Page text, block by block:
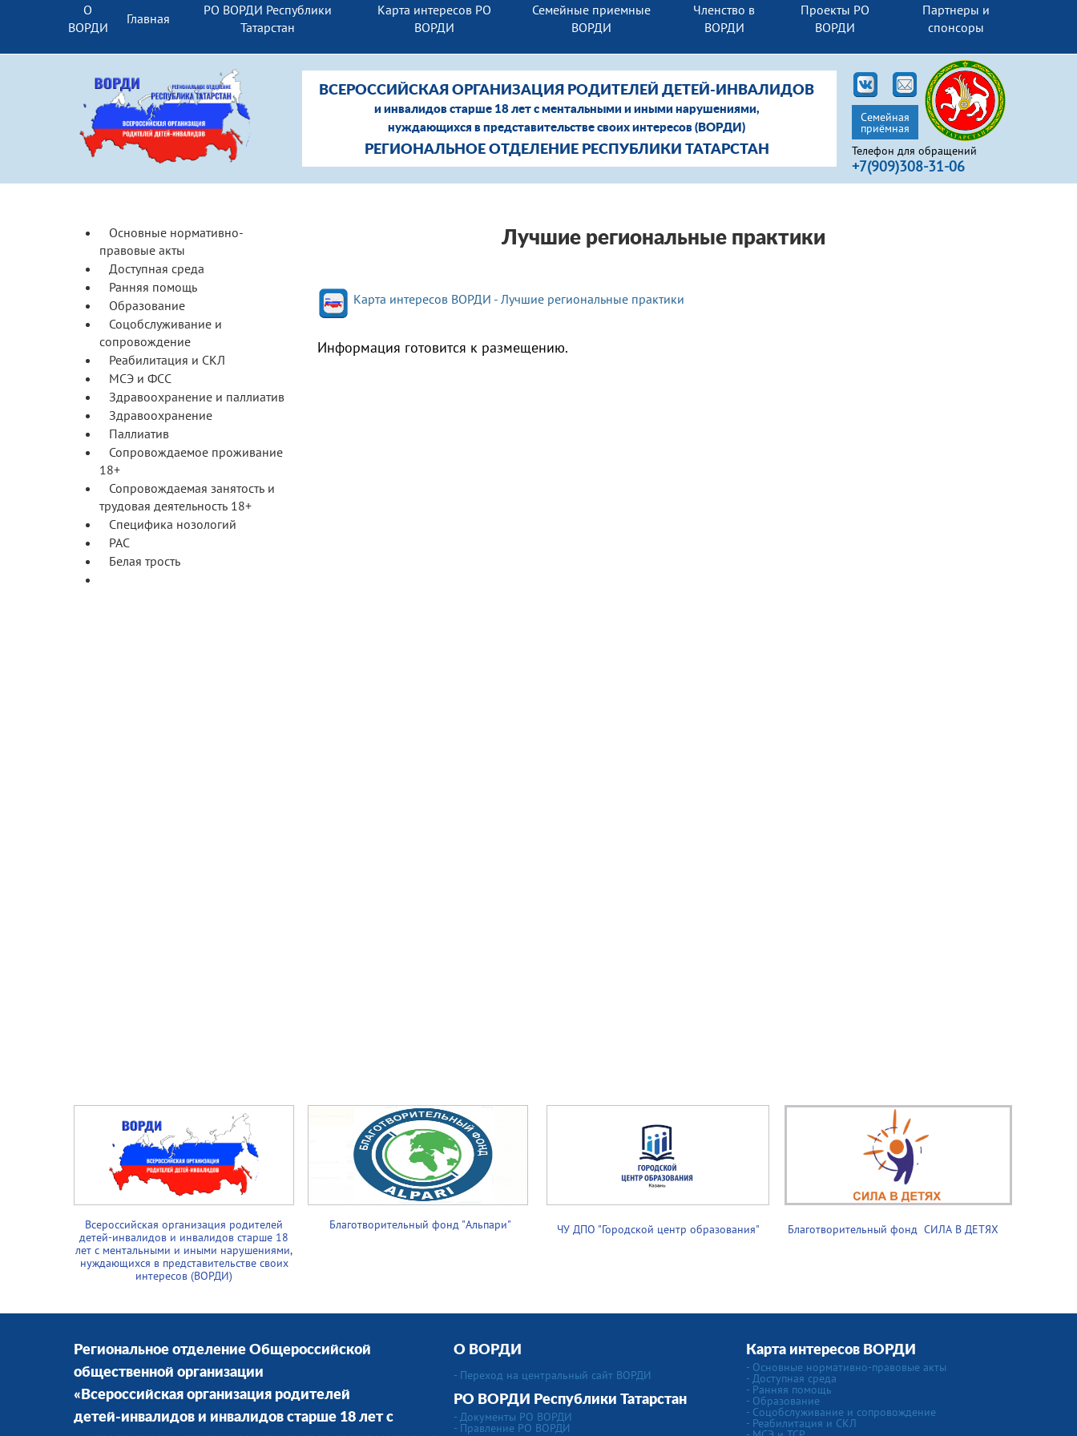
О
ВОРДИ
Главная
РО ВОРДИ Республики
Татарстан
Карта интересов РО
ВОРДИ
Семейные приемные
ВОРДИ
Членство в
ВОРДИ
Проекты РО
ВОРДИ
Партнеры и
спонсоры
Телефон для обращений
+7(909)308-31-06
ВСЕРОССИЙСКАЯ ОРГАНИЗАЦИЯ РОДИТЕЛЕЙ ДЕТЕЙ-ИНВАЛИДОВ
и инвалидов старше 18 лет с ментальными и иными нарушениями,
нуждающихся в представительстве своих интересов (ВОРДИ)
РЕГИОНАЛЬНОЕ ОТДЕЛЕНИЕ РЕСПУБЛИКИ ТАТАРСТАН
Семейная
приёмная
Лучшие региональные практики
Основные нормативно-
правовые акты
Доступная среда
Ранняя помощь
Образование
Соцобслуживание и
сопровождение
Реабилитация и СКЛ
МСЭ и ФСС
Здравоохранение и паллиатив
Здравоохранение
Паллиатив
Сопровождаемое проживание
18+
Сопровождаемая занятость и
трудовая деятельность 18+
Специфика нозологий
РАС
Белая трость
Карта интересов ВОРДИ - Лучшие региональные практики
Информация готовится к размещению.
Всероссийская организация родителей
детей-инвалидов и инвалидов старше 18
лет с ментальными и иными нарушениями,
нуждающихся в представительстве своих
интересов (ВОРДИ)
Благотворительный фонд "Альпари" ЧУ ДПО "Городской центр образования" Благотворительный фонд ­­­ СИЛА В ДЕТЯХ
Региональное отделение Общероссийской
общественной организации
«Всероссийская организация родителей
детей-инвалидов и инвалидов старше 18 лет с
О ВОРДИ
- Переход на центральный сайт ВОРДИ
РО ВОРДИ Республики Татарстан
- Документы РО ВОРДИ
- Правление РО ВОРДИ
Карта интересов ВОРДИ
- Основные нормативно-правовые акты
- Доступная среда
- Ранняя помощь
- Образование
- Соцобслуживание и сопровождение
- Реабилитация и СКЛ